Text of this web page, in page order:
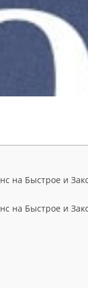
на Быстрое и
на Быстрое и